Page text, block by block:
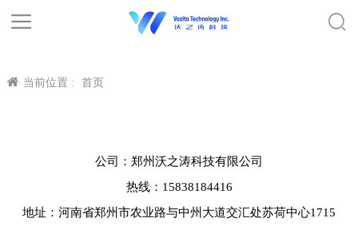
当前位置 : 首页
公司：郑州沃之涛科技有限公司
热线：15838184416
地址：河南省郑州市农业路与中州大道交汇处苏荷中心1715